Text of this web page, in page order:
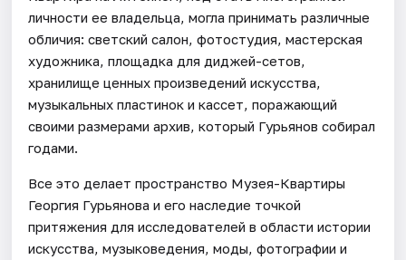
личности ее владельца, могла принимать различные
обличия: светский салон, фотостудия, мастерская
художника, площадка для диджей-сетов,
хранилище ценных произведений искусства,
музыкальных пластинок и кассет, поражающий
своими размерами архив, который Гурьянов собирал
годами.
Все это делает пространство Музея-Квартиры
Георгия Гурьянова и его наследие точкой
притяжения для исследователей в области истории
искусства, музыковедения, моды, фотографии и